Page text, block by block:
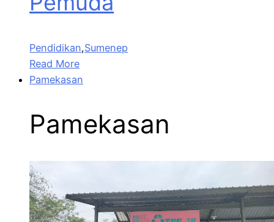
Pendidikan,Sumenep
Read More
Pamekasan
Pamekasan